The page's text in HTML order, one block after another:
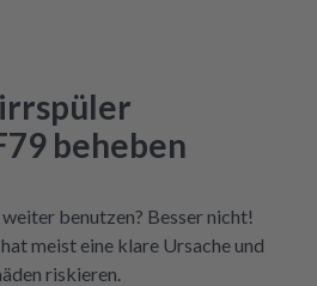
beheben
benutzen? Besser nicht!
meist eine klare Ursache und
riskieren.